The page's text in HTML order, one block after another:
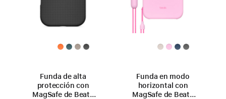
Funda de alta
protección con
MagSafe de Beats
Funda en modo
horizontal con
MagSafe de Beats